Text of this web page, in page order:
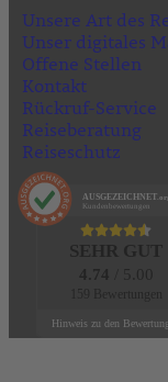
Unsere Art des
Unser digitales
Offene Stellen
Kontakt
Rückruf-Service
Reiseberatung
Reiseschutz
AUSGEZEICHNET
Kundenbewertungen
Hinweis zu den